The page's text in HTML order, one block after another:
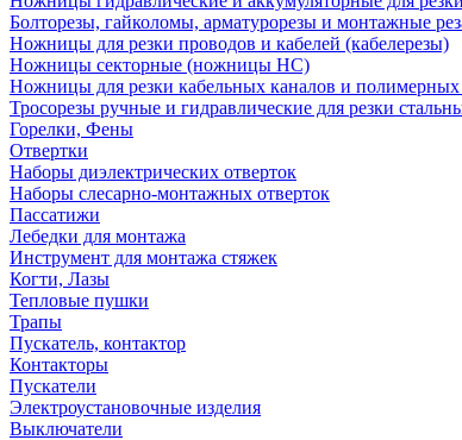
Болторезы, гайколомы, арматурорезы и монтажные
Ножницы для резки проводов и кабелей (кабелерезы)
Ножницы секторные (ножницы НС)
Ножницы для резки кабельных каналов и полимерных
Тросорезы ручные и гидравлические для резки
Горелки, Фены
Отвертки
Наборы диэлектрических отверток
Наборы слесарно-монтажных отверток
Пассатижи
Лебедки для монтажа
Инструмент для монтажа стяжек
Когти, Лазы
Тепловые пушки
Трапы
Пускатель, контактор
Контакторы
Пускатели
Электроустановочные изделия
Выключатели